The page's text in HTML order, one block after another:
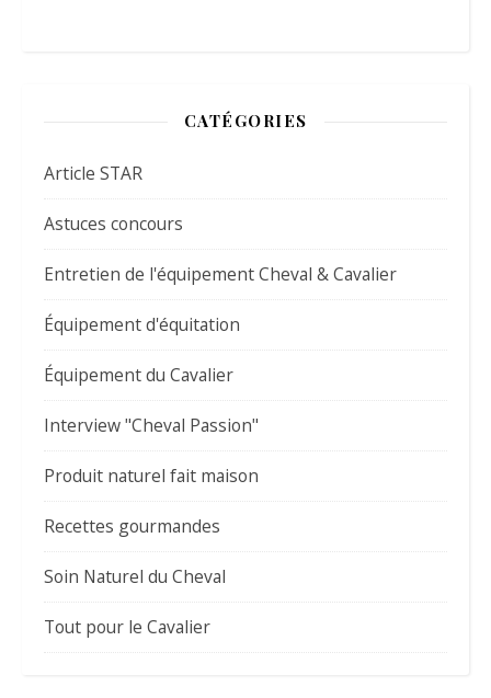
CATÉGORIES
Article STAR
Astuces concours
Entretien de l'équipement Cheval & Cavalier
Équipement d'équitation
Équipement du Cavalier
Interview "Cheval Passion"
Produit naturel fait maison
Recettes gourmandes
Soin Naturel du Cheval
Tout pour le Cavalier